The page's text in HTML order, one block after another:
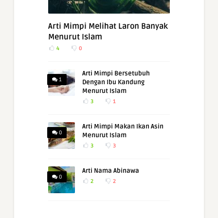
Arti Mimpi Melihat Laron Banyak
Menurut Islam
4 0
1
Arti Mimpi Bersetubuh
Dengan Ibu Kandung
Menurut Islam
3 1
0
Arti Mimpi Makan Ikan Asin
Menurut Islam
3 3
0
Arti Nama Abinawa
2 2